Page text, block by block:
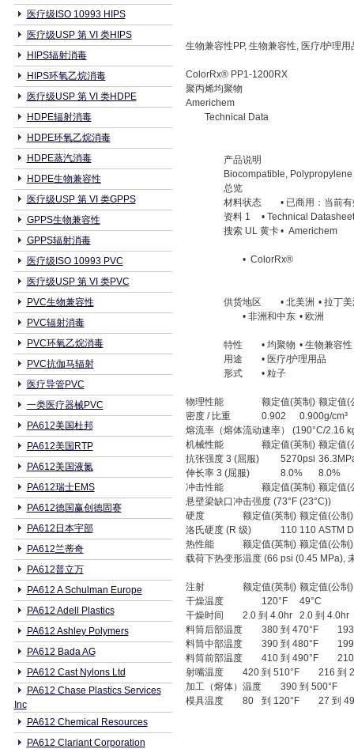
医疗级ISO 10993 HIPS
医疗级USP 第 VI 类HIPS
HIPS辐射消毒
HIPS环氧乙烷消毒
医疗级USP 第 VI 类HDPE
HDPE辐射消毒
HDPE环氧乙烷消毒
HDPE蒸汽消毒
HDPE生物兼容性
医疗级USP 第 VI 类GPPS
GPPS生物兼容性
GPPS辐射消毒
医疗级ISO 10993 PVC
医疗级USP 第 VI 类PVC
PVC生物兼容性
PVC辐射消毒
PVC环氧乙烷消毒
PVC抗伽马辐射
医疗导管PVC
一类医疗器械PVC
PA612美国杜邦
PA612美国RTP
PA612美国液氮
PA612瑞士EMS
PA612德国赢创德固赛
PA612日本宇部
PA612兰蒂奇
PA612普立万
PA612 A Schulman Europe
PA612 Adell Plastics
PA612 Ashley Polymers
PA612 Bada AG
PA612 Cast Nylons Ltd
PA612 Chase Plastics Services
Inc
PA612 Chemical Resources
PA612 Clariant Corporation
生物兼容性PP, 生物兼容性, 医疗/护理用
ColorRx® PP1-1200RX
聚丙烯均聚物
Americhem
Technical Data
产品说明
Biocompatible,
总览
材料状态
• 已商用：当前
资料 1
• Technical Datasheet
搜索 UL 黄卡• Americhem
• ColorRx®
供货地区 • 北美洲 • 拉丁
• 非洲和中东 • 欧洲
特性 • 均聚物 • 生物兼容性
用途
• 医疗/护理用品
形式
• 粒子
物理性能 额定值(英制) 额定值(
密度 / 比重
0.902
0.900g/cm³
熔流率（熔体流动速率） (190°C/2.16
机械性能
额定值(英制) 额定值(
抗张强度 3 (屈服)
5270psi
伸长率 3 (屈服)
8.0%
8.0%
冲击性能
额定值(英制) 额定值(
悬壁梁缺口冲击强度 (73°F (23°C))
硬度
额定值(英制) 额定值(公制)
洛氏硬度 (R 级)
110 110 ASTM
热性能
额定值(英制) 额定值(公制)
载荷下热变形温度 (66 psi (0.45 MPa),
注射 额定值(英制) 额定值(公制)
干燥温度
120°F
49°C
干燥时间
2.0 到 4.0hr
2.0 到 4.0hr
料筒后部温度
380 到 470°F
料筒中部温度
390 到 480°F
料筒前部温度
410 到 490°F
射嘴温度
420 到 510°F
216 到
加工（熔体）温度
390 到 500°F
模具温度
80 到 120°F 27 到